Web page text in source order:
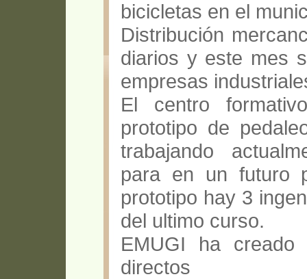
bicicletas en el
Distribución
diarios y este mes
empresas
El centro
prototipo de
trabajando
para en un futuro
prototipo hay 3
del ultimo curso.
EMUGI ha
directos